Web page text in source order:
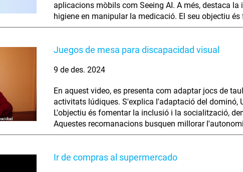
aplicacions mòbils com Seeing AI. A més, destaca
higiene en manipular la medicació. El seu objectiu
Juegos de mesa para discapacidad visual
9 de des. 2024
En aquest video, es presenta com adaptar jocs de
activitats lúdiques. S'explica l'adaptació del dominó,
L'objectiu és fomentar la inclusió i la socialització,
Aquestes recomanacions busquen millorar
Ir de compras al supermercado